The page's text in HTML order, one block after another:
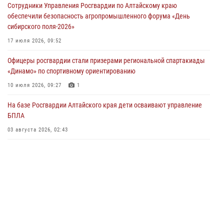
акции «Коробка храбрости»
Сотрудники Росгвардии провели встречу с юными пограничниками
03 июля 2026, 04:03
Управление Росгвардии по Алтайскому краю провело для детей
02 июля 2026, 00:55
В краевом управлении вневедомственной охраны Росгвардии по
Сотрудники Управления Росгвардии по Алтайскому краю
обеспечили безопасность агропромышленного форума «День
сибирского поля-2026»
17 июля 2026, 09:52
Офицеры росгвардии стали призерами региональной спартакиады
«Динамо» по спортивному ориентированию
10 июля 2026, 09:27 1
На базе Росгвардии Алтайского края дети осваивают управление
БПЛА
03 августа 2026, 02:43